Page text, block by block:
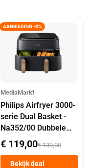
AANBIEDING -8%
MediaMarkt
Philips Airfryer 3000-
serie Dual Basket -
Na352/00 Dubbele
Mand 9 L Tot 6
Personen
Heteluchtfriteuse
€ 119,00€ 130,00
Bekijk deal